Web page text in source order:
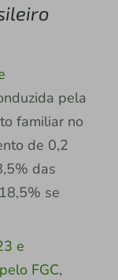
pela
familiar no
de 0,2
das
se
e
FGC,